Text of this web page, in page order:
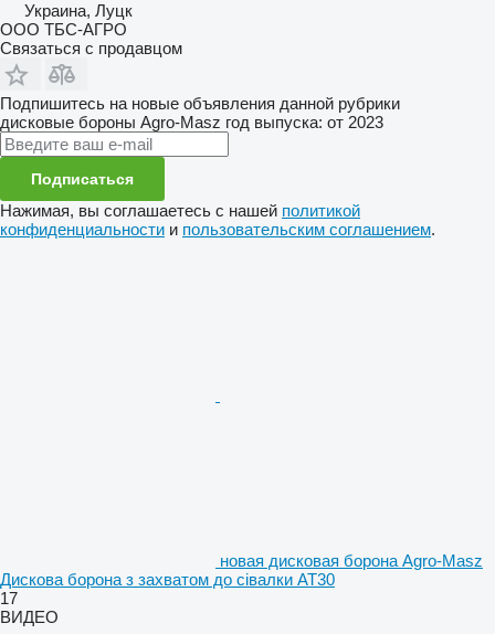
Украина, Луцк
ООО ТБС-АГРО
Связаться с продавцом
Подпишитесь на новые объявления данной рубрики
дисковые бороны Agro-Masz год выпуска: от 2023
Подписаться
Нажимая, вы соглашаетесь с нашей политикой
конфиденциальности и пользовательским соглашением.
новая дисковая борона Agro-Masz
Дискова борона з захватом до сівалки AT30
17
ВИДЕО